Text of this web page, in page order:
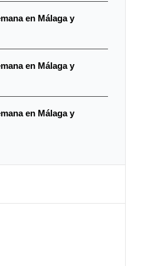
en Málaga y
en Málaga y
en Málaga y